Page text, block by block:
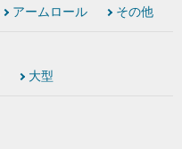
アームロール その他
大型